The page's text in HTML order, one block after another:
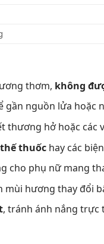
thơm, không
gần nguồn lửa hoặc
thương hở hoặc các
thuốc hay các
cho phụ nữ mang
mùi hương thay đổi
, tránh ánh nắng trực